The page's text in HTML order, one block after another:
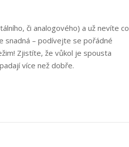
či analogového) a už nevíte co
snadná – podívejte se pořádné
Zjistíte, že vůkol je spousta
více než dobře.